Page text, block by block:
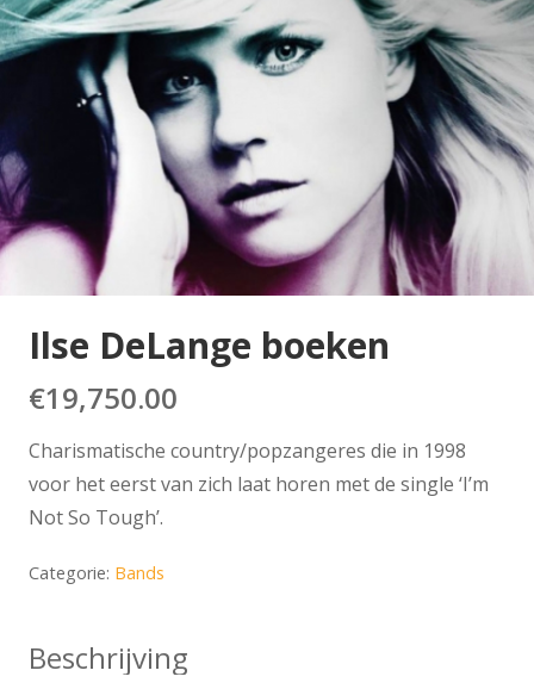
Ilse DeLange boeken
€19,750.00
Charismatische country/popzangeres die in 1998
voor het eerst van zich laat horen met de single ‘I’m
Not So Tough’.
Categorie: Bands
Beschrijving